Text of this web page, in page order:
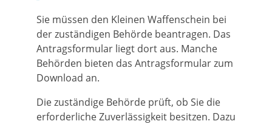
Sie müssen den Kleinen Waffenschein bei
der zuständigen Behörde beantragen. Das
Antragsformular liegt dort aus. Manche
Behörden bieten das Antragsformular zum
Download an.
Die zuständige Behörde prüft, ob Sie die
erforderlicheZuverlässigkeit besitzen. Dazu